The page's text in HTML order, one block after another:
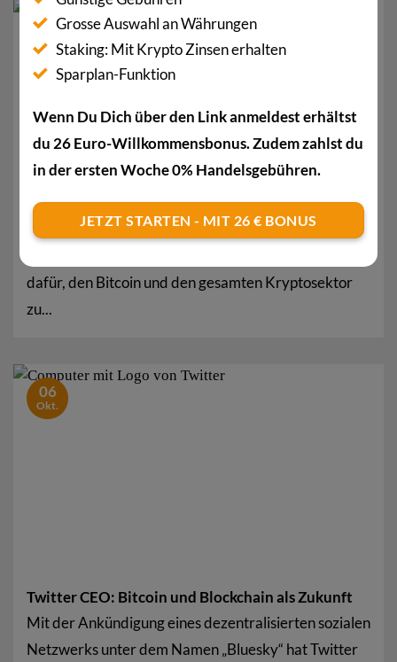
Twitter ermöglicht Bitcoin-Transaktionen
dafür, den Bitcoin und den gesamten Kryptosektor
zu...
25
Twitter CEO: Bitcoin und Blockchain als Zukunft
Mit der Ankündigung eines dezentralisierten sozialen
Netzwerks unter dem Namen „Bluesky“ hat Twitter
06
Okt.
Grosse Auswahl an Währungen
Staking: Mit Krypto Zinsen erhalten
Sparplan-Funktion
Wenn Du Dich über den Link anmeldest erhältst
du 26 Euro-Willkommensbonus. Zudem zahlst du
in der ersten Woche 0% Handelsgebühren.
JETZT STARTEN - MIT 26 € BONUS